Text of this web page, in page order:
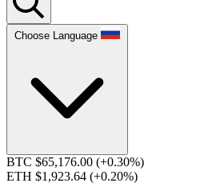
Choose Language
BTC $65,176.00 (+0.30%)
ETH $1,923.64 (+0.20%)